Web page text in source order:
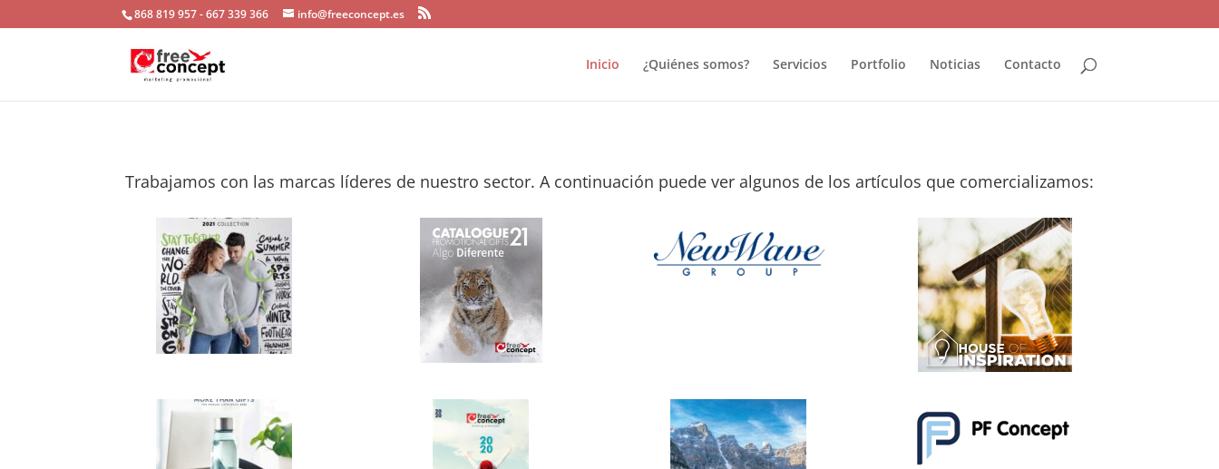
868 819 957 - 667 339 366 info@freeconcept.es
Inicio ¿Quiénes somos? Servicios Portfolio Noticias Contacto
Trabajamos con las marcas líderes de nuestro sector. A continuación puede ver algunos de los artículos que comercializamos: